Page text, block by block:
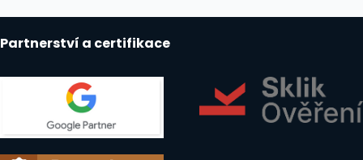
Partnerství a certifikace